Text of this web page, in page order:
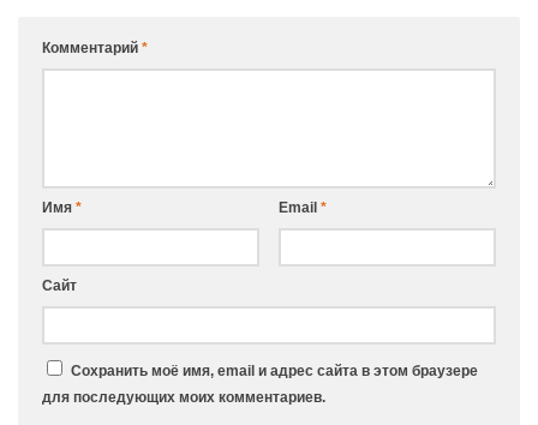
Комментарий *
Имя * Email *
Сайт
Сохранить моё имя, email и адрес сайта в этом браузере
для последующих моих комментариев.